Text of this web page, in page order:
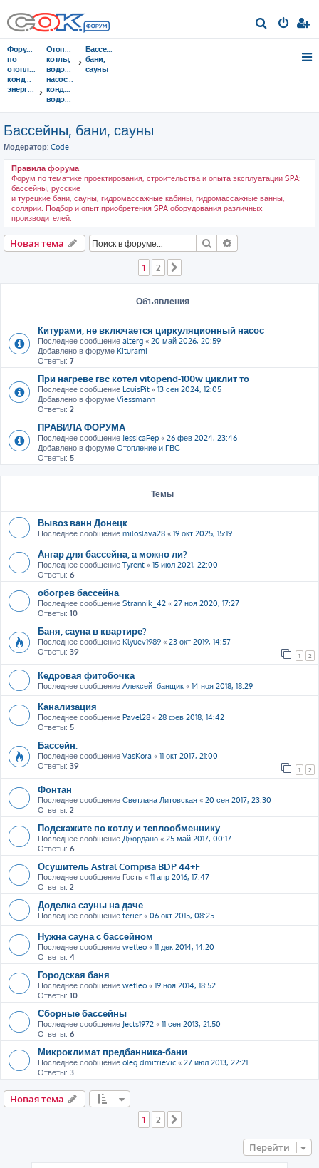
о
Форумы
по
отоплению,
кондиционированию,
энергосбережению
Отопительные
котлы,
водонагреватели,
насосы,
кондиционеры,
водоочистка...
Бассейны,
бани,
сауны
Бассейны, бани, сауны
Модератор: Code
Правила форума
Форум по тематике проектирования, строительства и опыта эксплуатации SPA:
бассейны, русские
и турецкие бани, сауны, гидромассажные кабины, гидромассажные ванны,
солярии. Подбор и опыт приобретения SPA оборудования различных
производителей.
Новая тема Поиск
1 2
Объявления
Китурами, не включается циркуляционный насос
Последнее сообщение alterg « 20 май 2026, 20:59
Добавлено в форуме Kiturami
Ответы: 7
При нагреве гвс котел vitopend-100w циклит то
Последнее сообщение LouisPit « 13 сен 2024, 12:05
Добавлено в форуме Viessmann
Ответы: 2
ПРАВИЛА ФОРУМА
Последнее сообщение JessicaPep « 26 фев 2024, 23:46
Добавлено в форуме Отопление и ГВС
Ответы: 5
Темы
Вывоз ванн Донецк
Последнее сообщение miloslava28 « 19 окт 2025, 15:19
Ангар для бассейна, а можно ли?
Последнее сообщение Tyrent « 15 июл 2021, 22:00
Ответы: 6
обогрев бассейна
Последнее сообщение Strannik_42 « 27 ноя 2020, 17:27
Ответы: 10
Баня, сауна в квартире?
Последнее сообщение Klyuev1989 « 23 окт 2019, 14:57
Ответы: 39 1 2
Кедровая фитобочка
Последнее сообщение Алексей_банщик « 14 ноя 2018, 18:29
Канализация
Последнее сообщение Pavel28 « 28 фев 2018, 14:42
Ответы: 5
Бассейн.
Последнее сообщение VasKora « 11 окт 2017, 21:00
Ответы: 39 1 2
Фонтан
Последнее сообщение Светлана Литовская « 20 сен 2017, 23:30
Ответы: 2
Подскажите по котлу и теплообменнику
Последнее сообщение Джордано « 25 май 2017, 00:17
Ответы: 6
Осушитель Astral Compisa BDP 44+F
Последнее сообщение Гость « 11 апр 2016, 17:47
Ответы: 2
Доделка сауны на даче
Последнее сообщение terier « 06 окт 2015, 08:25
Нужна сауна с бассейном
Последнее сообщение wetleo « 11 дек 2014, 14:20
Ответы: 4
Городская баня
Последнее сообщение wetleo « 19 ноя 2014, 18:52
Ответы: 10
Сборные бассейны
Последнее сообщение Jects1972 « 11 сен 2013, 21:50
Ответы: 6
Микроклимат предбанника-бани
Последнее сообщение oleg.dmitrievic « 27 июл 2013, 22:21
Ответы: 3
Новая тема
1
2
Перейти